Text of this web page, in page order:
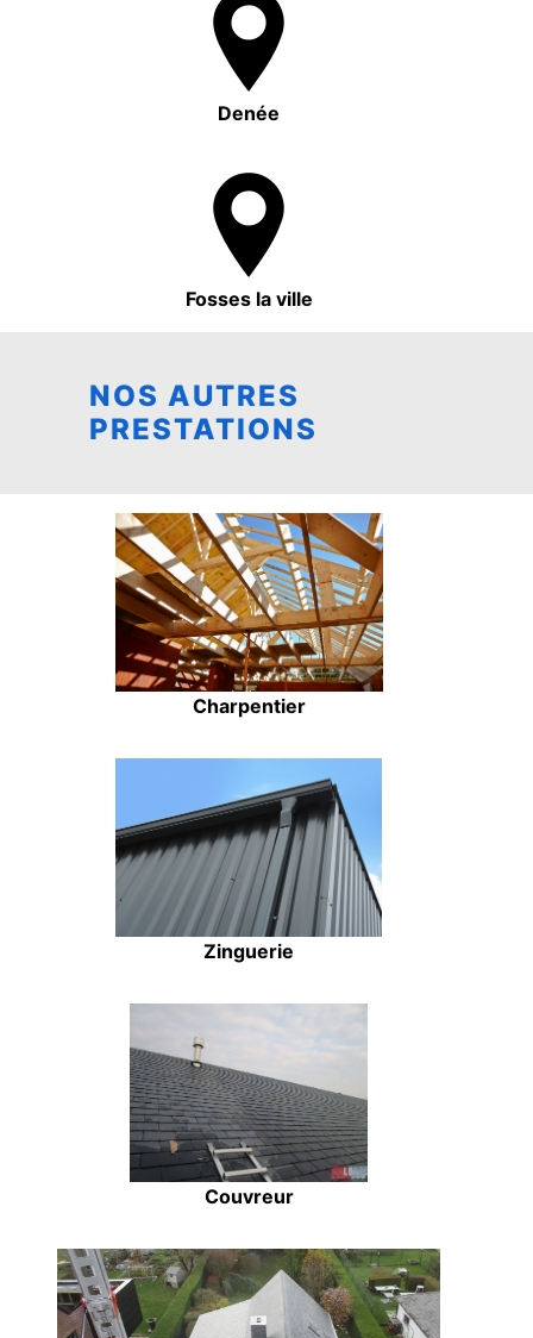
Denée
Fosses la ville
NOS AUTRES
PRESTATIONS
Charpentier
Zinguerie
Couvreur